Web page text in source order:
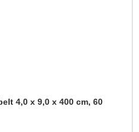
4,0 x 9,0 x 400 cm, 60